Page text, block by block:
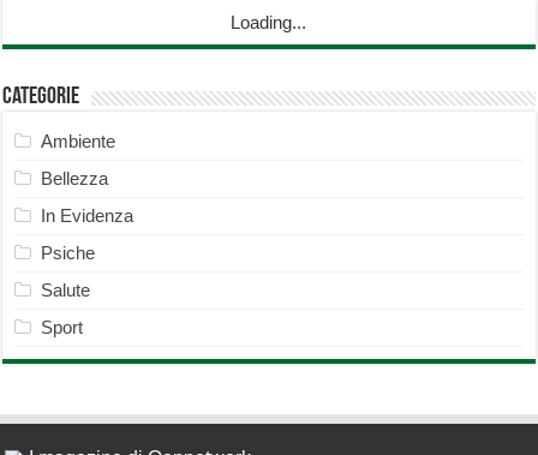
Loading...
Categorie
Ambiente
Bellezza
In Evidenza
Psiche
Salute
Sport